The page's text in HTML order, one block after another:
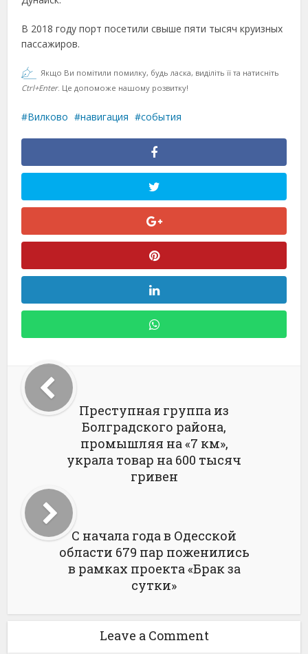
В 2018 году порт посетили свыше пяти тысяч круизных
пассажиров.
Якщо Ви помітили помилку, будь ласка, виділіть її та натисніть
Ctrl+Enter. Це допоможе нашому розвитку!
Вилково навигация события
Преступная группа из
Болградского района,
промышляя на «7 км»,
украла товар на 600 тысяч
гривен
С начала года в Одесской
области 679 пар поженились
в рамках проекта «Брак за
сутки»
Leave a Comment